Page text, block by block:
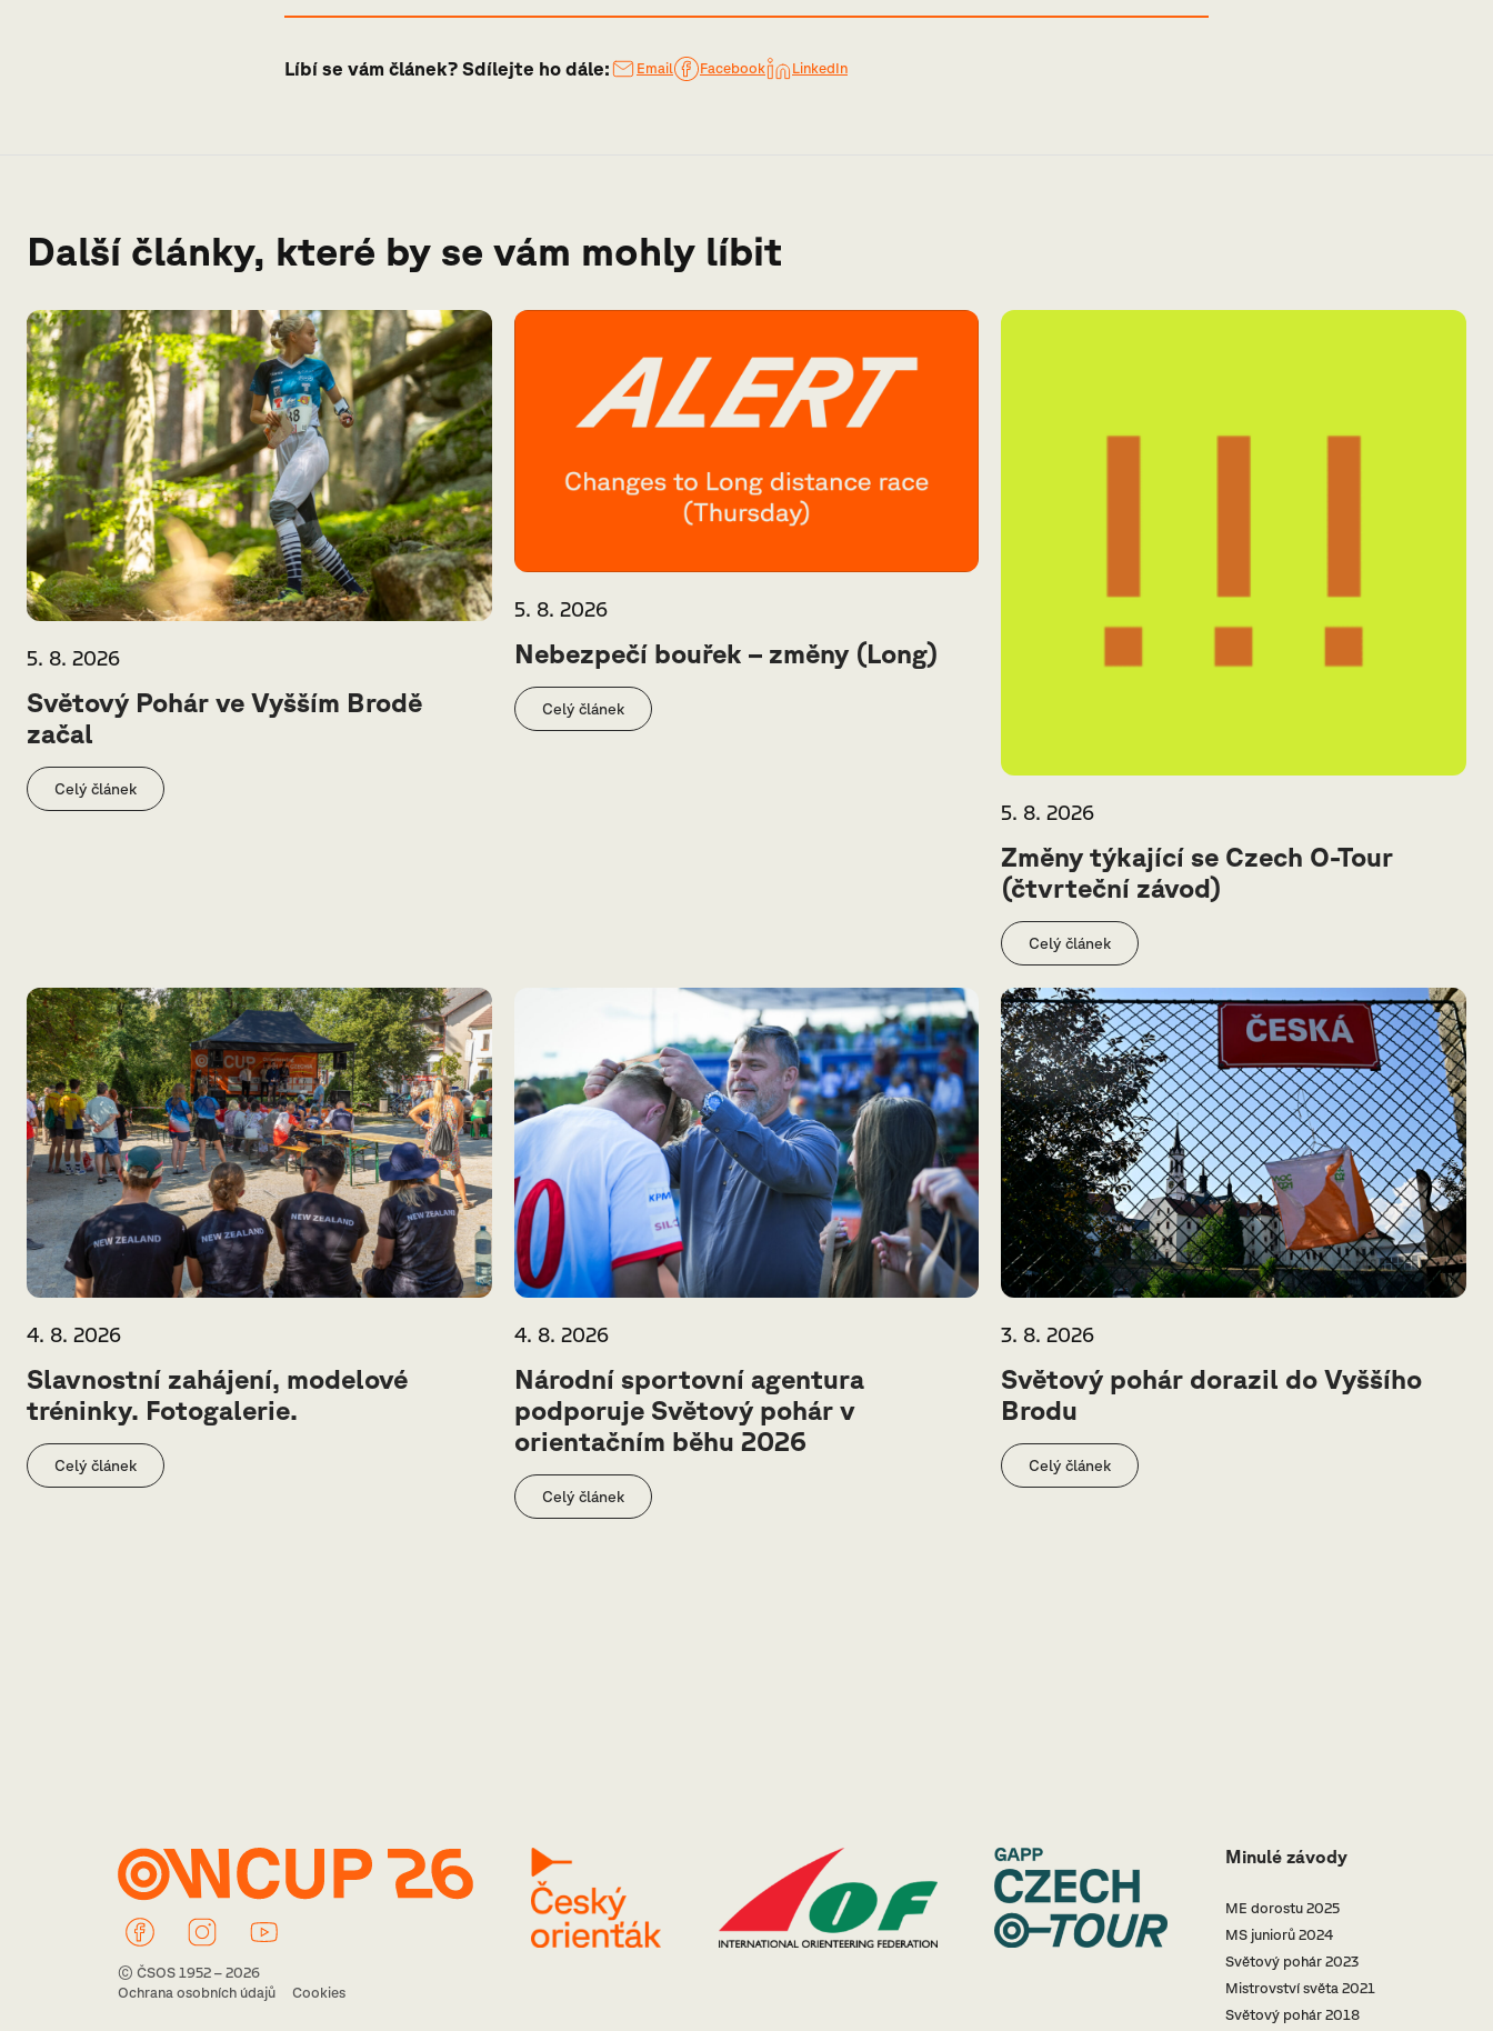
Líbí se vám článek? Sdílejte ho dále: Email Facebook LinkedIn
Další články, které by se vám mohly líbit
5. 8. 2026
Světový Pohár ve Vyšším Brodě
začal
Celý článek
5. 8. 2026
Nebezpečí bouřek – změny (Long)
Celý článek
5. 8. 2026
Změny týkající se Czech O-Tour
(čtvrteční závod)
Celý článek
4. 8. 2026
Slavnostní zahájení, modelové
tréninky. Fotogalerie.
Celý článek
4. 8. 2026
Národní sportovní agentura
podporuje Světový pohár v
orientačním běhu 2026
Celý článek
3. 8. 2026
Světový pohár dorazil do Vyššího
Brodu
Celý článek
© ČSOS 1952 – 2026
Ochrana osobních údajů
Cookies
Minulé závody
ME dorostu 2025
MS juniorů 2024
Světový pohár 2023
Mistrovství světa 2021
Světový pohár 2018